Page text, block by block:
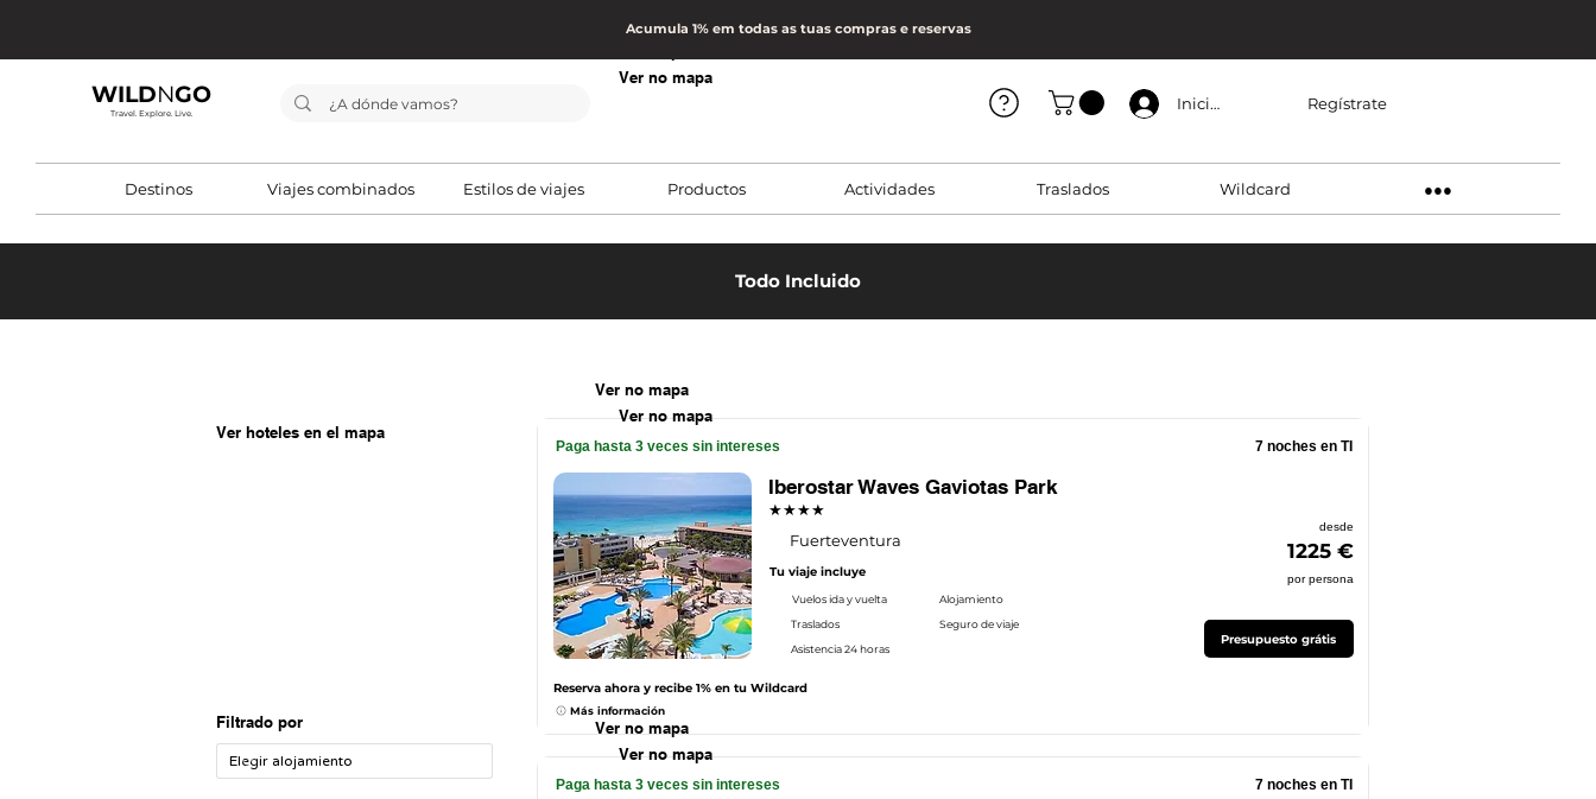
Acumula 1% em todas as tuas compras e reservas
WILDNGO
Travel. Explore. Live.
Inicia sesión Regístrate
Destinos Viajes combinados Estilos de viajes Productos Actividades Traslados Wildcard ●●●
Todo Incluido
Ver hoteles en el mapa
Filtrado por
Paga hasta 3 veces sin intereses 7 noches en TI
Fuerteventura
Iberostar Waves Gaviotas Park
★★★★
desde
1225 €
por persona
Tu viaje incluye
Vuelos ida y vuelta
Alojamiento
Traslados
Seguro de viaje
Asistencia 24 horas
Presupuesto grátis
Reserva ahora y recibe 1% en tu Wildcard
Más información
Ver no mapa
Paga hasta 3 veces sin intereses 7 noches en TI
Ver no mapa
Ver no mapa
Ver no mapa
Ver no mapa